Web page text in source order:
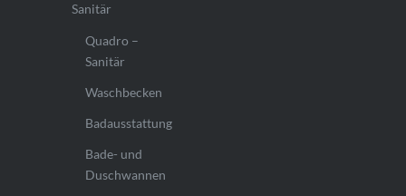
Sanitär
Quadro –
Sanitär
Waschbecken
Badausstattung
Bade- und
Duschwannen